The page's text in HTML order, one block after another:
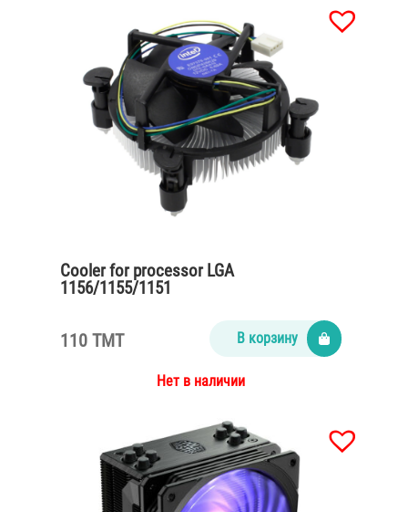
Cooler for processor LGA
1156/1155/1151
110 TMT В корзину
Нет в наличии